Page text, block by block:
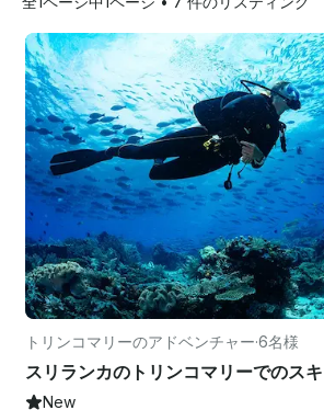
トリンコマリーのアドベンチャー·6名様
スリランカのトリンコマリーでのス
New